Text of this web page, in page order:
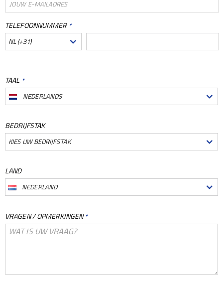
TELEFOONNUMMER *
NL (+31)
TAAL *
NEDERLANDS
BEDRIJFSTAK
KIES UW BEDRIJFSTAK
LAND
NEDERLAND
VRAGEN / OPMERKINGEN*